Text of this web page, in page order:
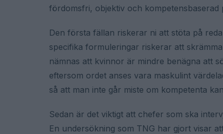
fördomsfri, objektiv och kompetensbaserad
Den första fällan riskerar ni att stöta på
specifika formuleringar riskerar att
nämnas att kvinnor är mindre benägna att
eftersom ordet anses vara maskulint
så att man inte går miste om kompetenta
Sedan är det viktigt att chefer som ska
En undersökning som TNG har gjort visar